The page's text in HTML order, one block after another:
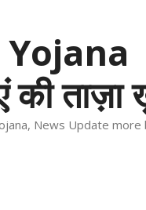
|
की ताज़ा
News Update more